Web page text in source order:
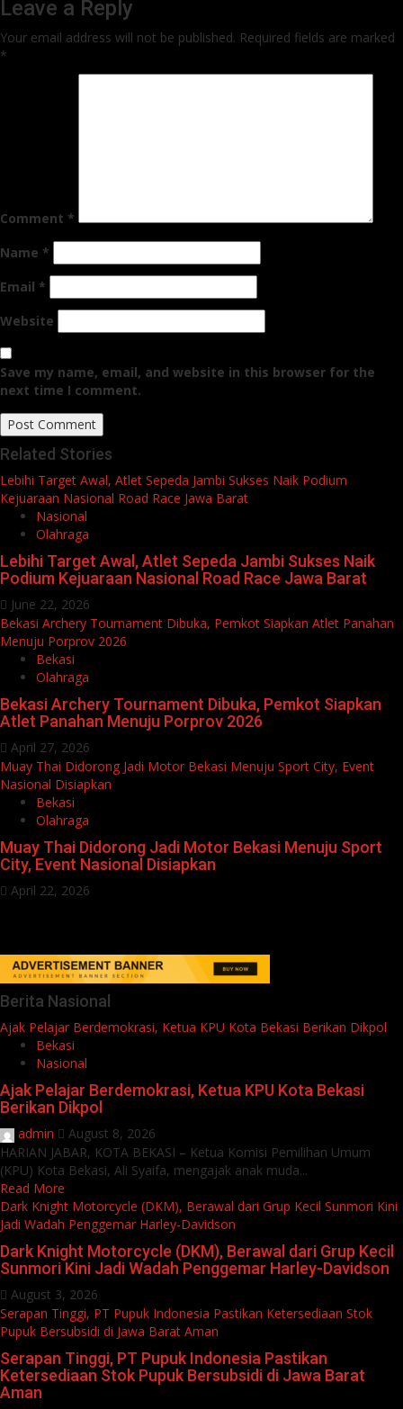
Leave a Reply
Your email address will not be published. Required fields are marked
*
Comment *
Name *
Email *
Website
Save my name, email, and website in this browser for the
next time I comment.
Related Stories
Lebihi Target Awal, Atlet Sepeda Jambi Sukses Naik Podium
Kejuaraan Nasional Road Race Jawa Barat
Nasional
Olahraga
Lebihi Target Awal, Atlet Sepeda Jambi Sukses Naik
Podium Kejuaraan Nasional Road Race Jawa Barat
June 22, 2026
Bekasi Archery Tournament Dibuka, Pemkot Siapkan Atlet Panahan
Menuju Porprov 2026
Bekasi
Olahraga
Bekasi Archery Tournament Dibuka, Pemkot Siapkan
Atlet Panahan Menuju Porprov 2026
April 27, 2026
Muay Thai Didorong Jadi Motor Bekasi Menuju Sport City, Event
Nasional Disiapkan
Bekasi
Olahraga
Muay Thai Didorong Jadi Motor Bekasi Menuju Sport
City, Event Nasional Disiapkan
April 22, 2026
Berita Nasional
Ajak Pelajar Berdemokrasi, Ketua KPU Kota Bekasi Berikan Dikpol
Bekasi
Nasional
Ajak Pelajar Berdemokrasi, Ketua KPU Kota Bekasi
Berikan Dikpol
admin
August 8, 2026
HARIAN JABAR, KOTA BEKASI – Ketua Komisi Pemilihan Umum
(KPU) Kota Bekasi, Ali Syaifa, mengajak anak muda...
Read More
Dark Knight Motorcycle (DKM), Berawal dari Grup Kecil Sunmori Kini
Jadi Wadah Penggemar Harley-Davidson
Dark Knight Motorcycle (DKM), Berawal dari Grup Kecil
Sunmori Kini Jadi Wadah Penggemar Harley-Davidson
August 3, 2026
Serapan Tinggi, PT Pupuk Indonesia Pastikan Ketersediaan Stok
Pupuk Bersubsidi di Jawa Barat Aman
Serapan Tinggi, PT Pupuk Indonesia Pastikan
Ketersediaan Stok Pupuk Bersubsidi di Jawa Barat
Aman